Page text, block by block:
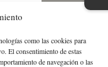
como las cookies para
El consentimiento de estas
de navegación o las